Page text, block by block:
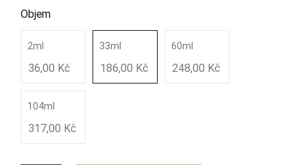
Objem
2ml
36,00 Kč
33ml
186,00 Kč
60ml
248,00 Kč
104ml
317,00 Kč